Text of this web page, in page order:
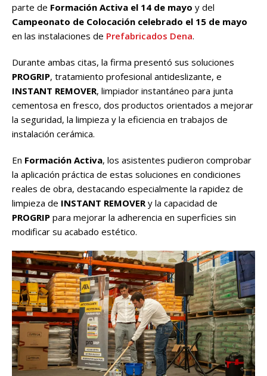
parte de Formación Activa el 14 de mayo y del
Campeonato de Colocación celebrado el 15 de mayo
en las instalaciones de Prefabricados Dena.
Durante ambas citas, la firma presentó sus soluciones
PROGRIP, tratamiento profesional antideslizante, e
INSTANT REMOVER, limpiador instantáneo para junta
cementosa en fresco, dos productos orientados a mejorar
la seguridad, la limpieza y la eficiencia en trabajos de
instalación cerámica.
En Formación Activa, los asistentes pudieron comprobar
la aplicación práctica de estas soluciones en condiciones
reales de obra, destacando especialmente la rapidez de
limpieza de INSTANT REMOVER y la capacidad de
PROGRIP para mejorar la adherencia en superficies sin
modificar su acabado estético.